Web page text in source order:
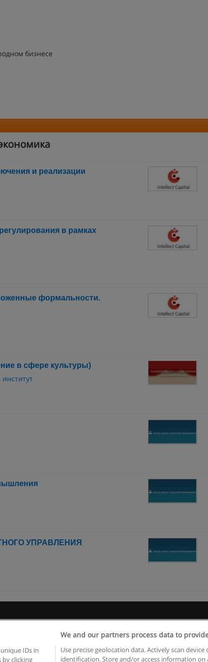
бизнесе
и реализации
в рамках
формальности.
в сфере культуры)
УПРАВЛЕНИЯ
© Educaedu Business S.L. - CIF : B-95610580: -www.educaedu.ru
IDs in
by clicking
We and our partners process data to
Use precise geolocation data. Actively scan device
identification. Store and/or access information on